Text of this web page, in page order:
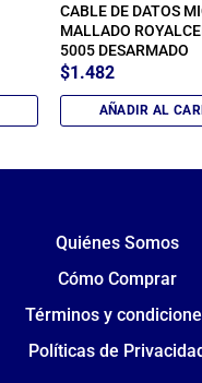
CABLE DE DATOS
MALLADO
5005 DESARMADO
$1.482
AÑADIR AL
Quiénes Somos
Cómo Comprar
Términos y
Políticas de